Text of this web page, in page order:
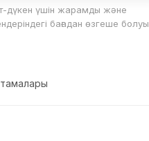
дүкен үшін жарамды және
бағадан өзгеше болуы